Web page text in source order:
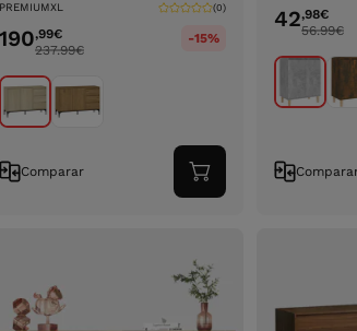
PREMIUMXL (0)
190,99€
237.99€
-15%
Comparar
Adicionar
ao
42,98€
56.99€